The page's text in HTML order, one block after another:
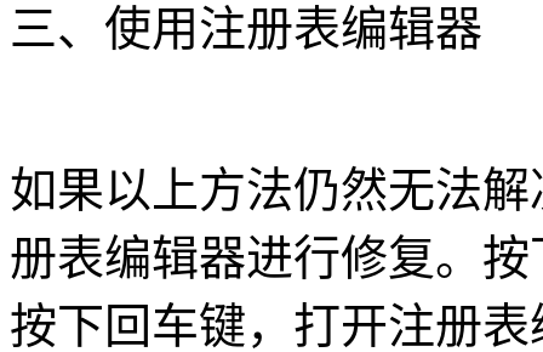
三、使用注册表编辑器
如果以上方法仍然无法
册表编辑器进行修复。按
按下回车键，打开注册